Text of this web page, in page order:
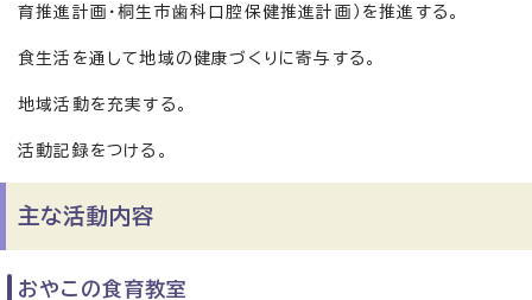
育推進計画・桐生市歯科口腔保健推進計画）を推進する。
食生活を通して地域の健康づくりに寄与する。
地域活動を充実する。
活動記録をつける。
主な活動内容
おやこの食育教室